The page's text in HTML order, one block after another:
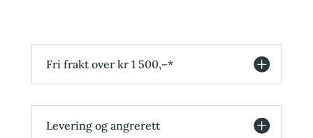
Fri frakt over kr 1 500,–*
Levering og angrerett